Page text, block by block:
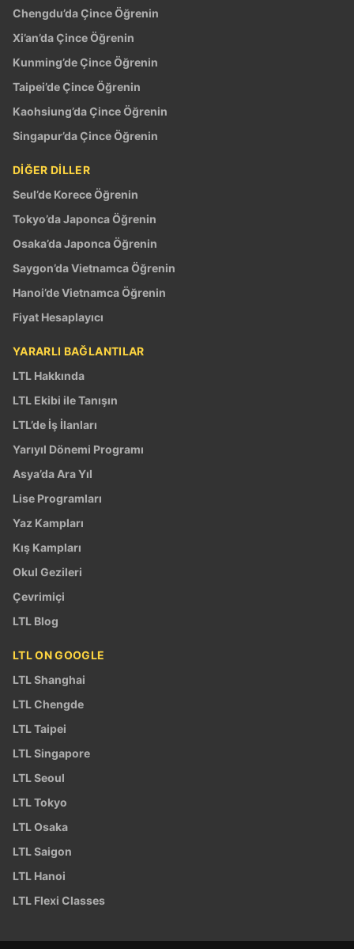
Chengdu’da Çince Öğrenin
Xi’an’da Çince Öğrenin
Kunming’de Çince Öğrenin
Taipei’de Çince Öğrenin
Kaohsiung’da Çince Öğrenin
Singapur’da Çince Öğrenin
DİĞER DİLLER
Seul’de Korece Öğrenin
Tokyo’da Japonca Öğrenin
Osaka’da Japonca Öğrenin
Saygon’da Vietnamca Öğrenin
Hanoi’de Vietnamca Öğrenin
Fiyat Hesaplayıcı
YARARLI BAĞLANTILAR
LTL Hakkında
LTL Ekibi ile Tanışın
LTL’de İş İlanları
Yarıyıl Dönemi Programı
Asya’da Ara Yıl
Lise Programları
Yaz Kampları
Kış Kampları
Okul Gezileri
Çevrimiçi
LTL Blog
LTL ON GOOGLE
LTL Shanghai
LTL Chengde
LTL Taipei
LTL Singapore
LTL Seoul
LTL Tokyo
LTL Osaka
LTL Saigon
LTL Hanoi
LTL Flexi Classes